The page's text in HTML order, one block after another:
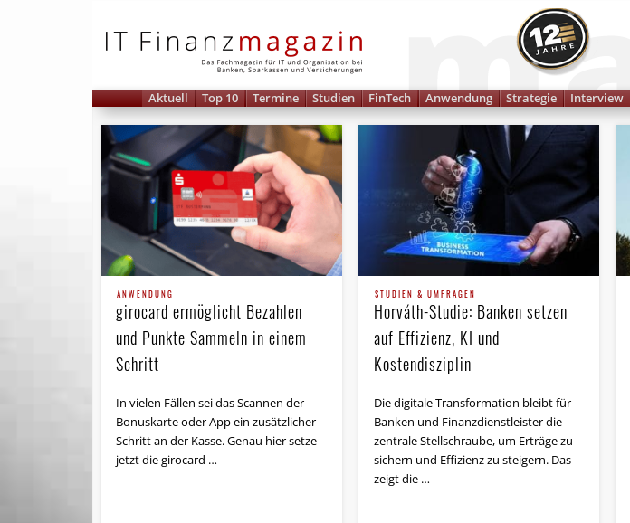
Aktuell Top 10 Termine Studien FinTech Anwendung Strategie Interview
ANWENDUNG
girocard ermöglicht Bezahlen
und Punkte Sammeln in einem
Schritt
In vielen Fällen sei das Scannen der
Bonuskarte oder App ein zusätzlicher
Schritt an der Kasse. Genau hier setze
jetzt die girocard …
STUDIEN & UMFRAGEN
Horváth-Studie: Banken setzen
auf Effizienz, KI und
Kostendisziplin
Die digitale Transformation bleibt für
Banken und Finanzdienstleister die
zentrale Stellschraube, um Erträge zu
sichern und Effizienz zu steigern. Das
zeigt die …